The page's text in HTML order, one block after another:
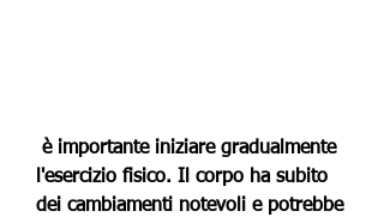
l'esercizio fisico. Il corpo ha subito
dei cambiamenti notevoli e potrebbe